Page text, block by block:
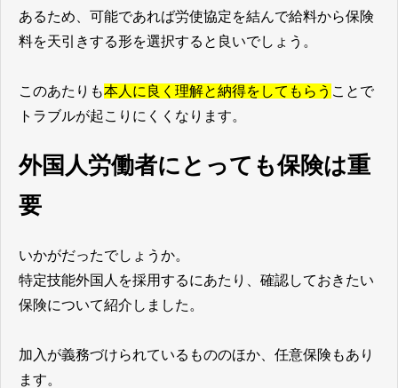
あるため、可能であれば労使協定を結んで給料から保険
料を天引きする形を選択すると良いでしょう。
このあたりも本人に良く理解と納得をしてもらう ことで
トラブルが起こりにくくなります。
外国人労働者にとっても保険は重
要
いかがだったでしょうか。
特定技能外国人を採用するにあたり、確認しておきたい
保険について紹介しました。
加入が義務づけられているもののほか、任意保険もあり
ます。